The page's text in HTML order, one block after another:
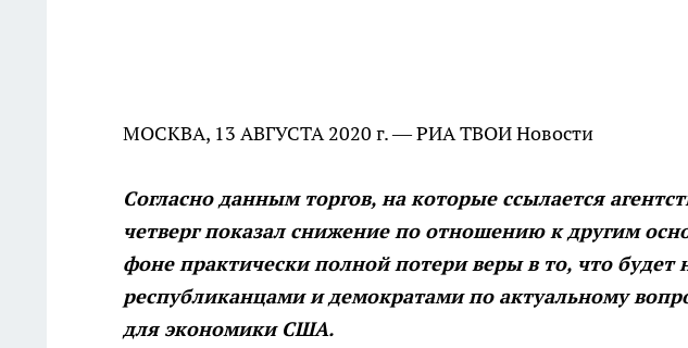
МОСКВА, 13 АВГУСТА 2020 г. — РИА ТВОИ Новости
Согласно данным торгов, на которые ссылается
четверг показал снижение по отношению к другим
фоне практически полной потери веры в то, что
республиканцами и демократами по актуальному
для экономики США.